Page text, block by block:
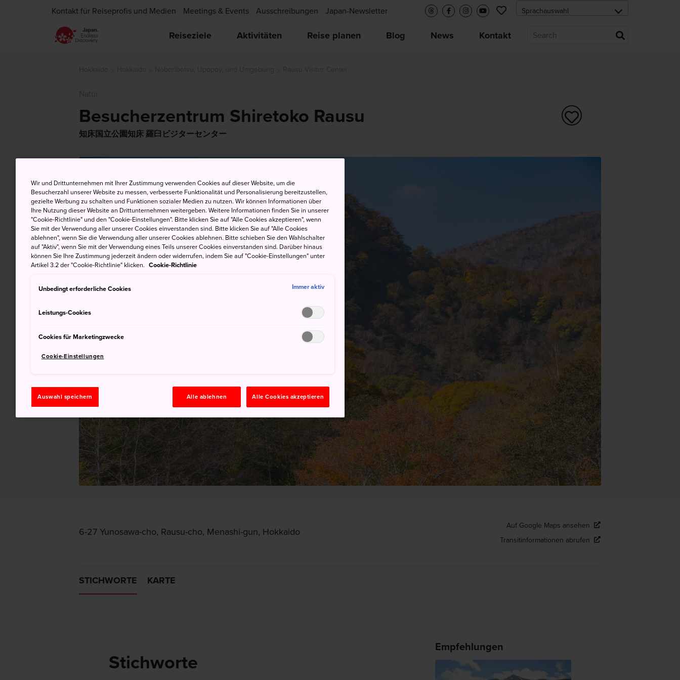
Kontakt für Reiseprofis und Medien Meetings & Events Ausschreibungen Japan-Newsletter
Reiseziele Aktivitäten Reise planen Blog News Kontakt
Besucherzentrum Shiretoko Rausu
知床国立公園知床 羅臼ビジターセンター
6-27 Yunosawa-cho, Rausu-cho, Menashi-gun, Hokkaido
Auf Google Maps ansehen
Transitinformationen abrufen
STICHWORTE KARTE
Stichworte
Empfehlungen
Wir und Drittunternehmen mit Ihrer Zustimmung verwenden Cookies auf dieser Website, um die
Besucherzahl unserer Website zu messen, verbesserte Funktionalität und Personalisierung bereitzustellen,
gezielte Werbung zu schalten und Funktionen sozialer Medien zu nutzen. Wir können Informationen über
Ihre Nutzung dieser Website an Drittunternehmen weitergeben. Weitere Informationen finden Sie in unserer
"Cookie-Richtlinie" und den "Cookie-Einstellungen". Bitte klicken Sie auf "Alle Cookies akzeptieren", wenn
Sie mit der Verwendung aller unserer Cookies einverstanden sind. Bitte klicken Sie auf "Alle Cookies
ablehnen", wenn Sie die Verwendung aller unserer Cookies ablehnen. Bitte schieben Sie den Wahlschalter
auf "Aktiv", wenn Sie mit der Verwendung eines Teils unserer Cookies einverstanden sind. Darüber hinaus
können Sie Ihre Zustimmung jederzeit ändern oder widerrufen, indem Sie auf "Cookie-Einstellungen" unter
Artikel 3.2 der "Cookie-Richtlinie" klicken. Cookie-Richtlinie
Unbedingt erforderliche Cookies Immer aktiv
Leistungs-Cookies
Cookies für Marketingzwecke
Cookie-Einstellungen
Auswahl speichern Alle ablehnen Alle Cookies akzeptieren